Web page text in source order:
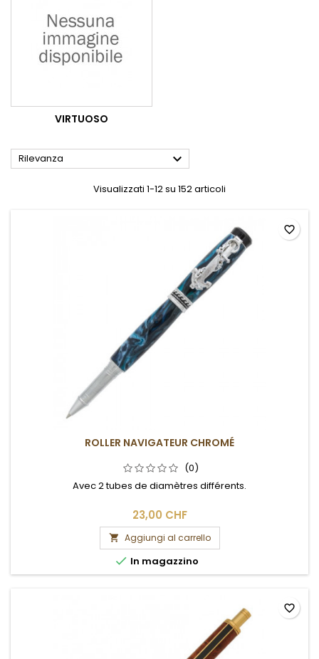
VIRTUOSO
Rilevanza 
Visualizzati 1-12 su 152 articoli
ROLLER NAVIGATEUR CHROMÉ
(0)
Avec 2 tubes de diamètres différents.
23,00 CHF
 Aggiungi al carrello
 In magazzino
favorite_border
favorite_border